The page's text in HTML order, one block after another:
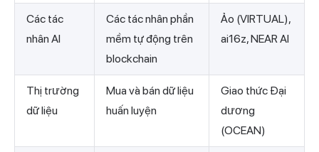
Các tác
nhân AI
Các tác nhân phần
mềm tự động trên
blockchain
Ảo (VIRTUAL),
ai16z, NEAR AI
Thị trường
dữ liệu
Mua và bán dữ liệu
huấn luyện
Giao thức Đại
dương
(OCEAN)